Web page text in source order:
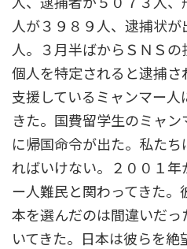
人が３９８９人、逮捕状が
人。３月半ばからＳＮＳの
個人を特定されると逮捕さ
支援しているミャンマー人
きた。国費留学生のミャ
に帰国命令が出た。私た
ればいけない。２００１
ー人難民と関わってきた。
本を選んだのは間違いだ
いてきた。日本は彼らを